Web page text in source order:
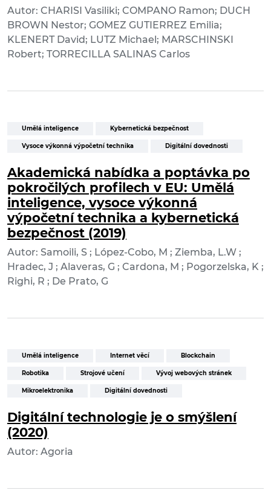
Autor: CHARISI Vasiliki; COMPANO Ramon; DUCH
BROWN Nestor; GOMEZ GUTIERREZ Emilia;
KLENERT David; LUTZ Michael; MARSCHINSKI
Robert; TORRECILLA SALINAS Carlos
Umělá inteligence Kybernetická bezpečnost
Vysoce výkonná výpočetní technika Digitální dovednosti
Akademická nabídka a poptávka po
pokročilých profilech v EU: Umělá
inteligence, vysoce výkonná
výpočetní technika a kybernetická
bezpečnost (2019)
Autor: Samoili, S ; López-Cobo, M ; Ziemba, L.W ;
Hradec, J ; Alaveras, G ; Cardona, M ; Pogorzelska, K ;
Righi, R ; De Prato, G
Umělá inteligence Internet věcí Blockchain
Robotika Strojové učení Vývoj webových stránek
Mikroelektronika Digitální dovednosti
Digitální technologie je o smýšlení
(2020)
Autor: Agoria